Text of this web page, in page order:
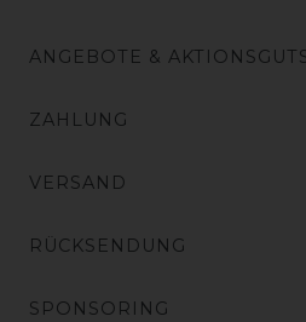
ANGEBOTE &
ZAHLUNG
VERSAND
RÜCKSENDUNG
SPONSORING